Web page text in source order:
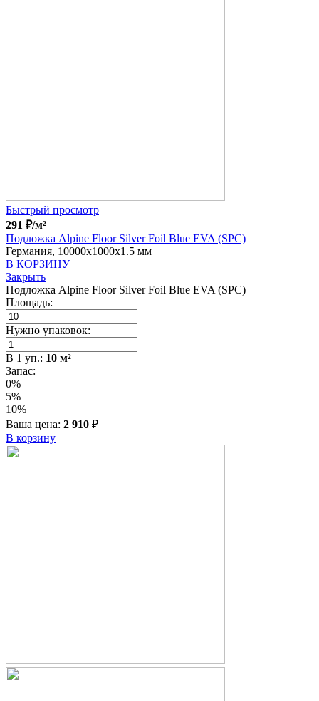
Быстрый просмотр
291 ₽/м²
Подложка Alpine Floor Silver Foil Blue EVA (SPC)
Германия, 10000x1000x1.5 мм
В КОРЗИНУ
Закрыть
Подложка Alpine Floor Silver Foil Blue EVA (SPC)
Площадь:
Нужно упаковок:
В 1 уп.: 10 м²
Запас:
0%
5%
10%
Ваша цена: 2 910 ₽
В корзину